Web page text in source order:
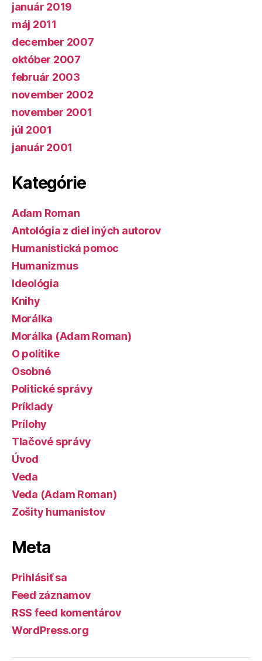
január 2019
máj 2011
december 2007
október 2007
február 2003
november 2002
november 2001
júl 2001
január 2001
Kategórie
Adam Roman
Antológia z diel iných autorov
Humanistická pomoc
Humanizmus
Ideológia
Knihy
Morálka
Morálka (Adam Roman)
O politike
Osobné
Politické správy
Príklady
Prílohy
Tlačové správy
Úvod
Veda
Veda (Adam Roman)
Zošity humanistov
Meta
Prihlásiť sa
Feed záznamov
RSS feed komentárov
WordPress.org